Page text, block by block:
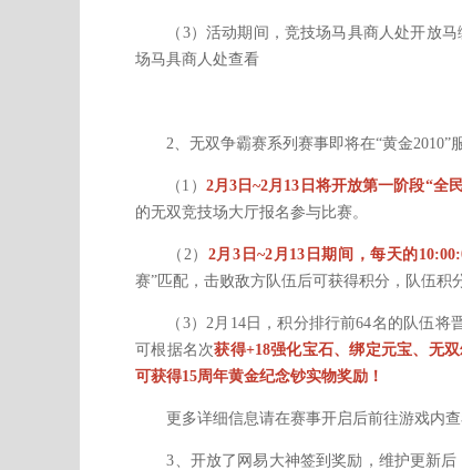
（3）活动期间，竞技场马具商人处开放马
场马具商人处查看
2、无双争霸赛系列赛事即将在“黄金2010”
（1） 2月3日~2月13日将开放第一阶段“全
的无双竞技场大厅报名参与比赛。
（2） 2月3日~2月13日期间，每天的
赛”匹配，击败敌方队伍后可获得积分，队伍积
（3）2月14日，积分排行前64名的队伍将晋
可根据名次获得+18强化宝石、绑定元宝、无
可获得15周年黄金纪念钞实物奖励！
更多详细信息请在赛事开启后前往游戏内
3、开放了网易大神签到奖励，维护更新后